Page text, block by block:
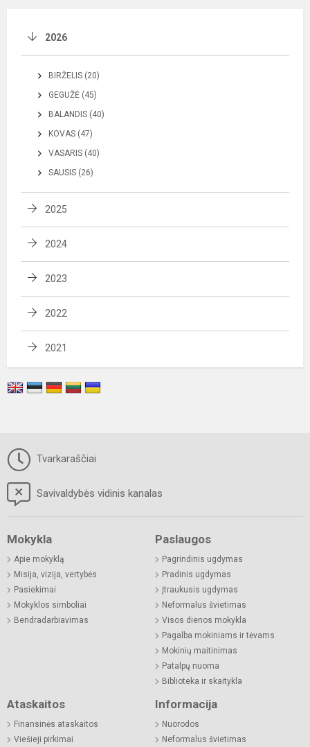
2026
BIRŽELIS (20)
GEGUŽĖ (45)
BALANDIS (40)
KOVAS (47)
VASARIS (40)
SAUSIS (26)
2025
2024
2023
2022
2021
Tvarkaraščiai
Savivaldybės vidinis kanalas
Mokykla
Apie mokyklą
Misija, vizija, vertybės
Pasiekimai
Mokyklos simboliai
Bendradarbiavimas
Paslaugos
Pagrindinis ugdymas
Pradinis ugdymas
Įtraukusis ugdymas
Neformalus švietimas
Visos dienos mokykla
Pagalba mokiniams ir tėvams
Mokinių maitinimas
Patalpų nuoma
Biblioteka ir skaitykla
Ataskaitos
Finansinės ataskaitos
Viešieji pirkimai
Informacija
Nuorodos
Neformalus švietimas